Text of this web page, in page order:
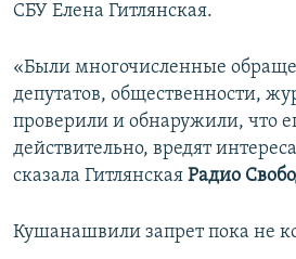
СБУ Елена Гитлянская.
«Были многочисленные
депутатов, общественности,
проверили и обнаружили, что
действительно, вредят
сказала Гитлянская Радио
Кушанашвили запрет пока не